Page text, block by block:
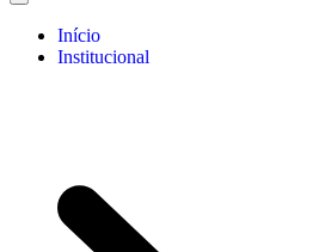
Início
Institucional